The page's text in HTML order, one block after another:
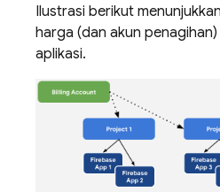
Ilustrasi berikut
harga (dan akun
aplikasi.